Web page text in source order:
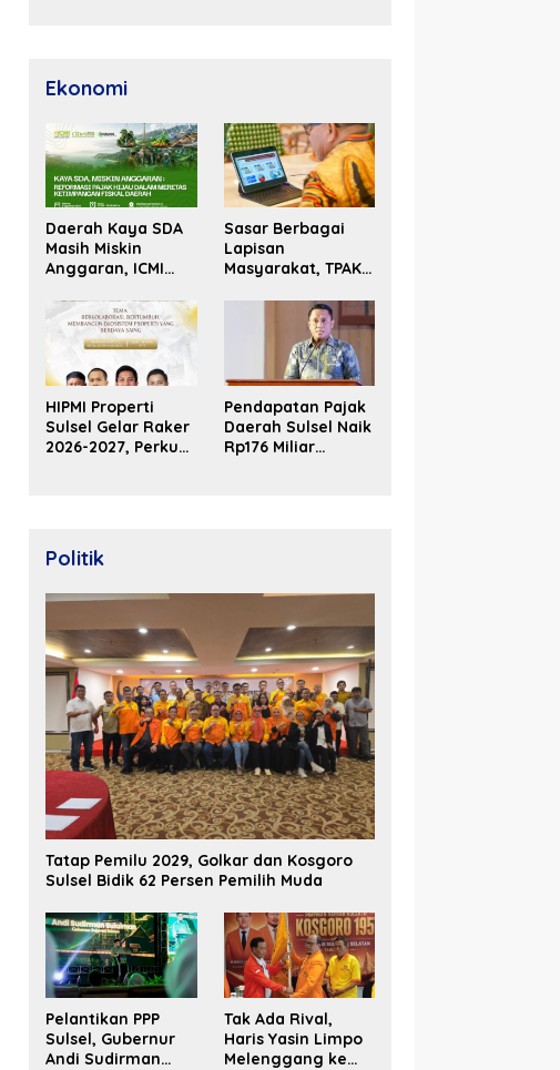
Ekonomi
Daerah Kaya SDA
Masih Miskin
Anggaran, ICMI
Reformasi Fiskal
Sasar Berbagai
Lapisan
Masyarakat, TPAKD
Inklusi Keuangan
HIPMI Properti
Sulsel Gelar Raker
2026-2027, Perkuat
Pendapatan Pajak
Daerah Sulsel Naik
Rp176 Miliar
Politik
Tatap Pemilu 2029, Golkar dan Kosgoro
Sulsel Bidik 62 Persen Pemilih Muda
Pelantikan PPP
Sulsel, Gubernur
Andi Sudirman
Tak Ada Rival,
Haris Yasin Limpo
Melenggang ke